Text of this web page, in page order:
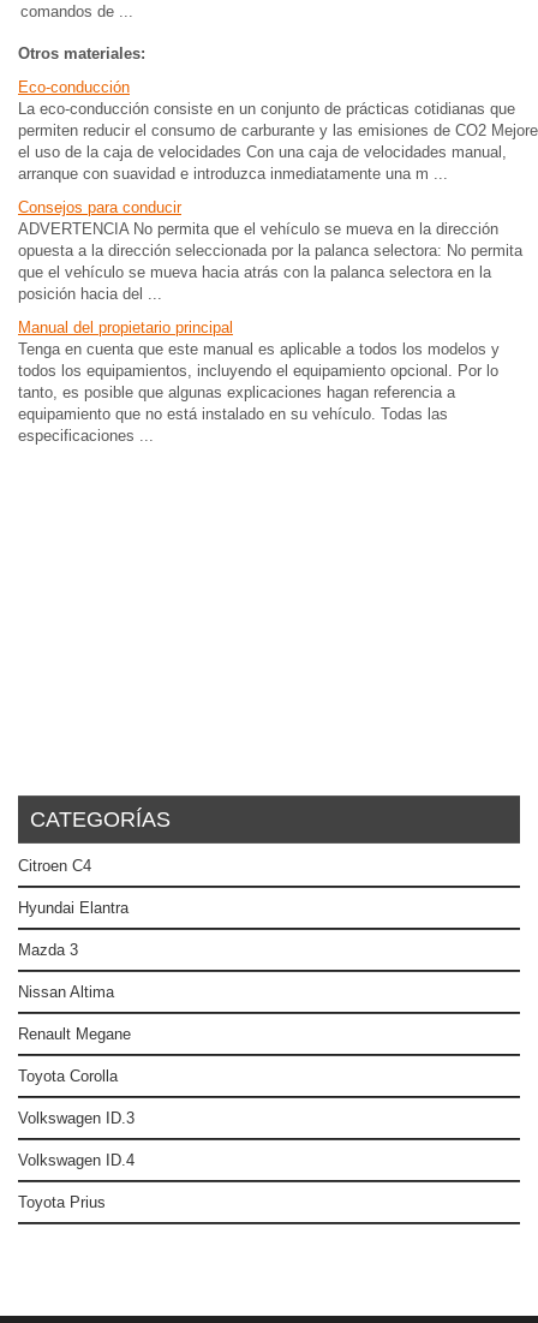
comandos de ...
Otros materiales:
Eco-conducción
La eco-conducción consiste en un conjunto de prácticas cotidianas que
permiten reducir el consumo de carburante y las emisiones de CO2 Mejore
el uso de la caja de velocidades Con una caja de velocidades manual,
arranque con suavidad e introduzca inmediatamente una m ...
Consejos para conducir
ADVERTENCIA No permita que el vehículo se mueva en la dirección
opuesta a la dirección seleccionada por la palanca selectora: No permita
que el vehículo se mueva hacia atrás con la palanca selectora en la
posición hacia del ...
Manual del propietario principal
Tenga en cuenta que este manual es aplicable a todos los modelos y
todos los equipamientos, incluyendo el equipamiento opcional. Por lo
tanto, es posible que algunas explicaciones hagan referencia a
equipamiento que no está instalado en su vehículo. Todas las
especificaciones ...
CATEGORÍAS
Citroen C4
Hyundai Elantra
Mazda 3
Nissan Altima
Renault Megane
Toyota Corolla
Volkswagen ID.3
Volkswagen ID.4
Toyota Prius